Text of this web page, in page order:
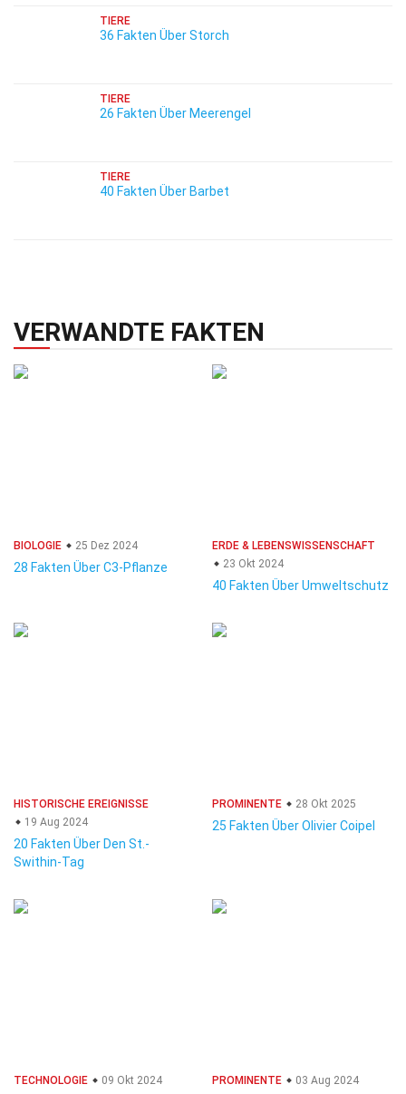
TIERE
36 Fakten Über Storch
TIERE
26 Fakten Über Meerengel
TIERE
40 Fakten Über Barbet
VERWANDTE FAKTEN
BIOLOGIE 25 Dez 2024
28 Fakten Über C3-Pflanze
ERDE & LEBENSWISSENSCHAFT
23 Okt 2024
40 Fakten Über Umweltschutz
HISTORISCHE EREIGNISSE
19 Aug 2024
20 Fakten Über Den St.-
Swithin-Tag
PROMINENTE 28 Okt 2025
25 Fakten Über Olivier Coipel
TECHNOLOGIE 09 Okt 2024 PROMINENTE 03 Aug 2024